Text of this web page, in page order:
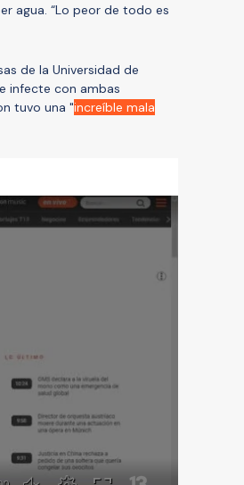
agua. “Lo peor de todo es
de la Universidad de
infecte con ambas
tuvo una "increíble mala